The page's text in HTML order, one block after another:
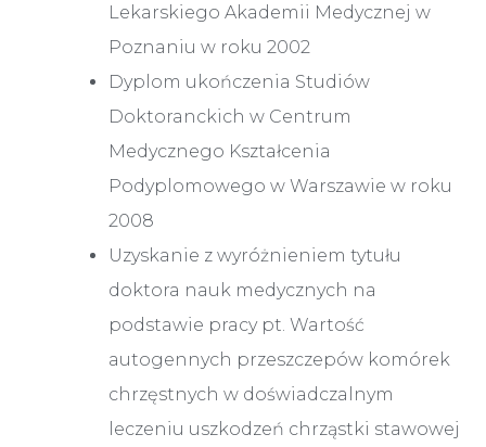
Lekarskiego Akademii Medycznej w
Poznaniu w roku 2002
Dyplom ukończenia Studiów
Doktoranckich w Centrum
Medycznego Kształcenia
Podyplomowego w Warszawie w roku
2008
Uzyskanie z wyróżnieniem tytułu
doktora nauk medycznych na
podstawie pracy pt. Wartość
autogennych przeszczepów komórek
chrzęstnych w doświadczalnym
leczeniu uszkodzeń chrząstki stawowej